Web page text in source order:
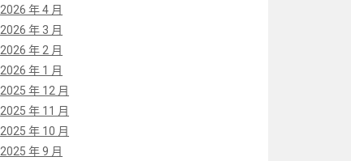
2026 年 4 月
2026 年 3 月
2026 年 2 月
2026 年 1 月
2025 年 12 月
2025 年 11 月
2025 年 10 月
2025 年 9 月